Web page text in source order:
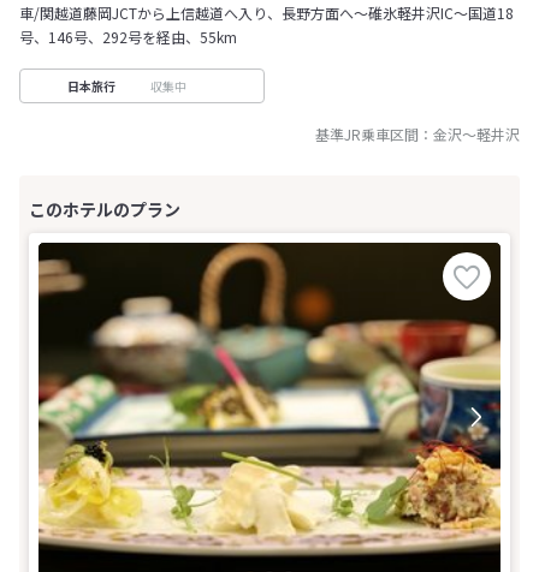
車/関越道藤岡JCTから上信越道へ入り、長野方面へ～碓氷軽井沢IC～国道18
号、146号、292号を経由、55km
日本旅行 収集中
基準JR乗車区間： 金沢～軽井沢